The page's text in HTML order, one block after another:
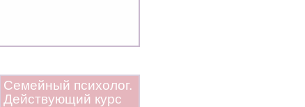
Семейный психолог.
Действующий курс